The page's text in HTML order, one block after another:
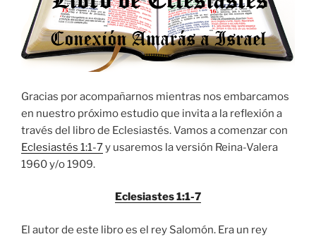
Gracias por acompañarnos mientras nos embarcamos
en nuestro próximo estudio que invita a la reflexión a
través del libro de Eclesiastés. Vamos a comenzar con
Eclesiastés 1:1-7y usaremos la versión Reina-Valera
1960 y/o 1909.
Eclesiastes 1:1-7
El autor de este libro es el rey Salomón. Era un rey